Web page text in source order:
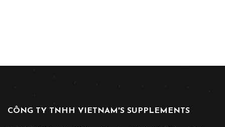
CÔNG TY TNHH VIETNAM'S SUPPLEMENTS